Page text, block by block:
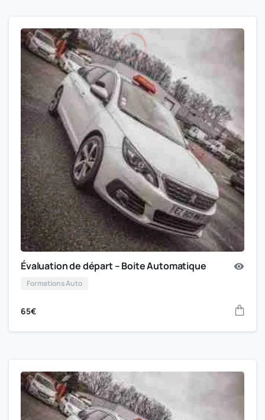
Évaluation de départ – Boite Automatique
Formations Auto
65€